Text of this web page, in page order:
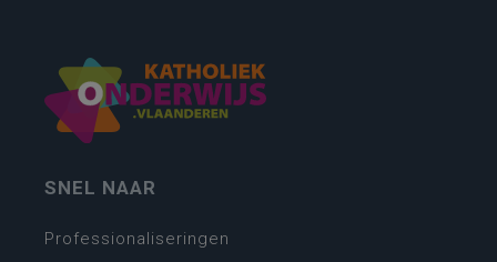
SNEL NAAR
Professionaliseringen